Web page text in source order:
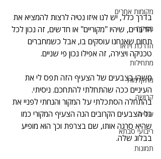
מקומות אחרים
מוזיקה
הדרכת וידאו
מתחילות
מתקדמות
קרושה
שטיח
ריבועי סבתא
תמונות
בדרך כלל, יש לנו איזו נטיה לרצות להמציא את
הדברים, שיהיו "מקוריים" או חדשים, זה נכון לכל
תחום שאנחנו עוסקים בו, אבל כשמחברים
טכניקה ויצירה, זה אפילו נכון פי שניים.
משהו בצבעים של הצעיף הזה תפס לי את
העיניים ככה שהתחלתי להתחכם. ניסיתי.
בהתחלה הסתכלתי על המקור והנחתי לפניי את
כל הצבעים הקרובים הנה הצעיף המקורי כמו
שהיא סרגה אותו, שם בצרפת וכך הוא מופיע
בבלוג שלה.